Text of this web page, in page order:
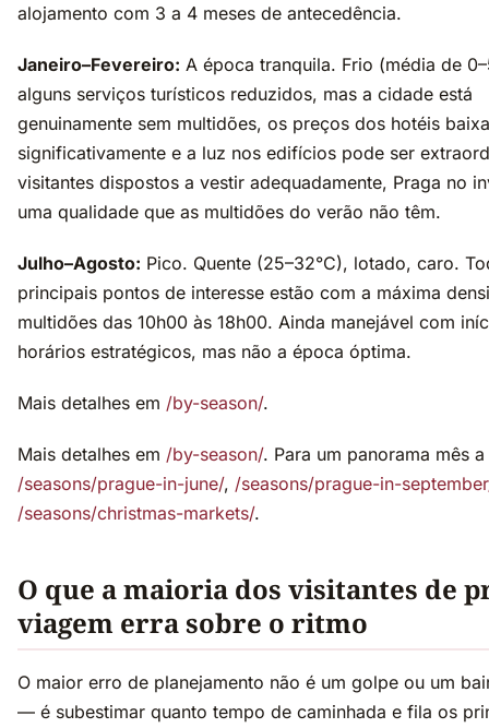
alojamento com 3 a 4 meses de antecedência.
Janeiro–Fevereiro: A época tranquila. Frio (média de
alguns serviços turísticos reduzidos, mas a cidade está
genuinamente sem multidões, os preços dos hotéis
significativamente e a luz nos edifícios pode ser
visitantes dispostos a vestir adequadamente, Praga no
uma qualidade que as multidões do verão não têm.
Julho–Agosto: Pico. Quente (25–32°C), lotado, caro.
principais pontos de interesse estão com a máxima
multidões das 10h00 às 18h00. Ainda manejável com
horários estratégicos, mas não a época óptima.
Mais detalhes em /by-season/.
Mais detalhes em /by-season/. Para um panorama mês
/seasons/prague-in-june/, /seasons/prague-in-
/seasons/christmas-markets/.
O que a maioria dos visitantes de
viagem erra sobre o ritmo
O maior erro de planejamento não é um golpe ou um
— é subestimar quanto tempo de caminhada e fila os